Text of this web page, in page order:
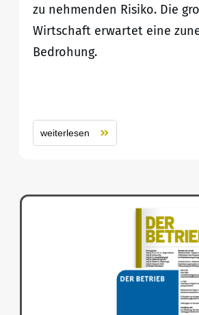
zu nehmenden Risiko. Die
Wirtschaft erwartet eine
Bedrohung.
weiterlesen